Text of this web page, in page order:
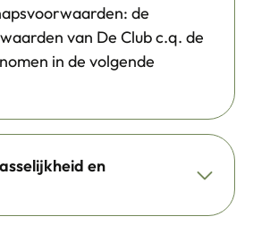
de
van De Club c.q. de
in de volgende
en